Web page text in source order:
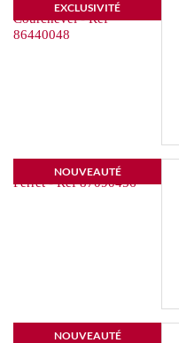
EXCLUSIVITÉ
NOUVEAUTÉ
NOUVEAUTÉ